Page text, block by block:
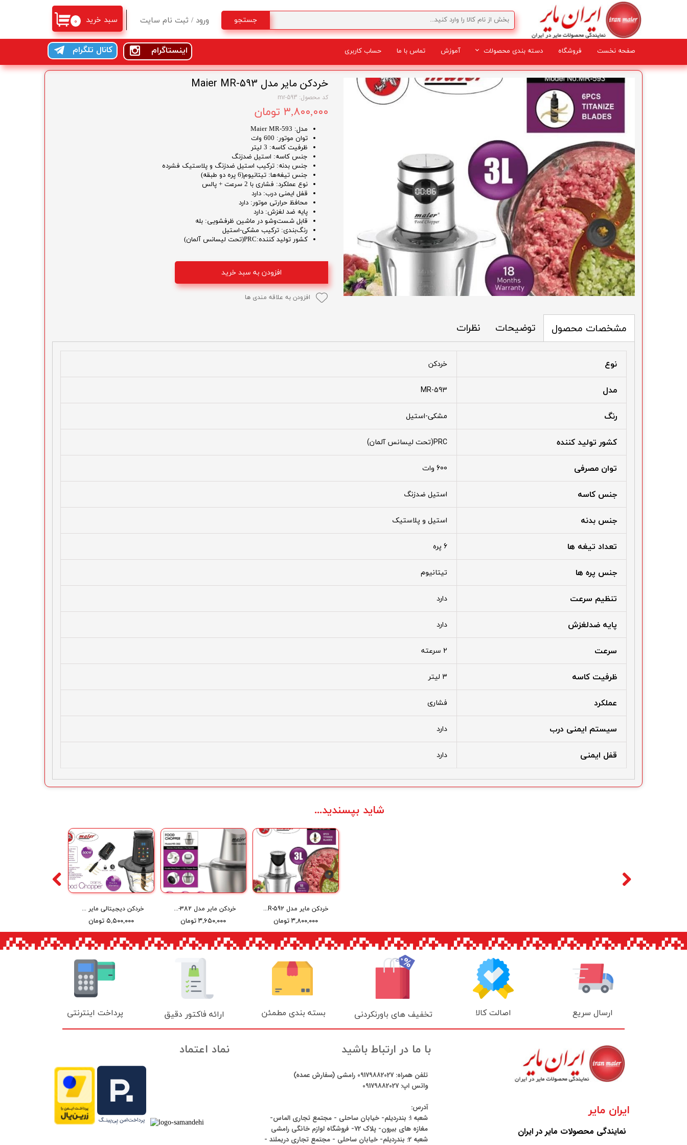
ورود / ثبت نام سایت
تغییر گذر واژه
جستجو
صفحه نخست فروشگاه دسته بندی محصولات
لوازم برقی
آموزش تماس با ما حساب کاربری کانال تلگرام اینستاگرام
۰ سبد خرید
خردکن مایر مدل Maier MR-593
کد محصول: mr-593
۳,۸۰۰,۰۰۰ تومان
مدل: Maier MR-593
توان موتور: 600 وات
ظرفیت کاسه: 3 لیتر
جنس کاسه: استیل ضدزنگ
جنس بدنه: ترکیب استیل ضدزنگ و پلاستیک فشرده
جنس تیغه‌ها: تیتانیوم(6 پره دو طبقه)
نوع عملکرد: فشاری با 2 سرعت + پالس
قفل ایمنی درب: دارد
محافظ حرارتی موتور: دارد
پایه ضد لغزش: دارد
قابل شست‌وشو در ماشین ظرفشویی: بله
رنگ‌بندی: ترکیب مشکی-استیل
کشور تولید کننده:PRC(تحت لیسانس آلمان)
افزودن به سبد خرید
افزودن به علاقه مندی ها
مشخصات محصول توضیحات نظرات
نوع خردکن
مدل MR-593
رنگ مشکی-استیل
کشور تولید کننده PRC(تحت لیسانس آلمان)
توان مصرفی 600 وات
جنس کاسه استیل ضدزنگ
جنس بدنه استیل و پلاستیک
تعداد تیغه ها 6 پره
جنس پره ها تیتانیوم
تنظیم سرعت دارد
پایه ضدلغزش دارد
سرعت 2 سرعته
ظرفیت کاسه 3 لیتر
عملکرد فشاری
سیستم ایمنی درب دارد
قفل ایمنی دارد
خردکن دیجیتالی مایر مدل Maier MR-495B
۵,۵۰۰,۰۰۰ تومان
خردکن مایر مدل Maier MR-382
۳,۶۵۰,۰۰۰ تومان
خردکن مایر مدل Maier MR-592
۳,۸۰۰,۰۰۰ تومان
شاید بپسندید...
ارسال سریع اصالت کالا تخفیف های باورنکردنی بسته بندی مطمئن ارائه فاکتور دقیق پرداخت اینترنتی
ایران مایر
نمایندگی محصولات مایر در ایران
نماد اعتماد با ما در ارتباط باشید
تلفن همراه:09179882027 رامشی (سفارش عمده)
واتس اپ:09179882027
آدرس:
شعبه ۱: بندردیلم- خیابان ساحلی - مجتمع تجاری الماس-
مغازه های بیرون- پلاک 72- فروشگاه لوازم خانگی رامشی
شعبه 2: بندردیلم- خیابان ساحلی - مجتمع تجاری دریملند -